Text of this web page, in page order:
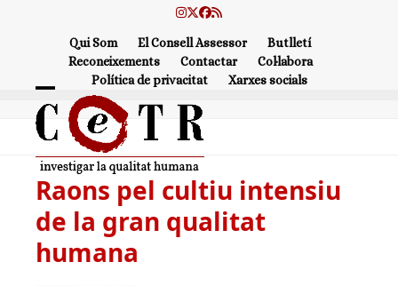
Instagram
Twitter
Facebook
RSS
Qui Som El Consell Assessor
Butlletí
Reconeixements
Contactar
Col·labora
Política de privacitat
Xarxes socials
Open
mobile
menu
Close
mobile
menu
Raons pel cultiu intensiu
de la gran qualitat
humana